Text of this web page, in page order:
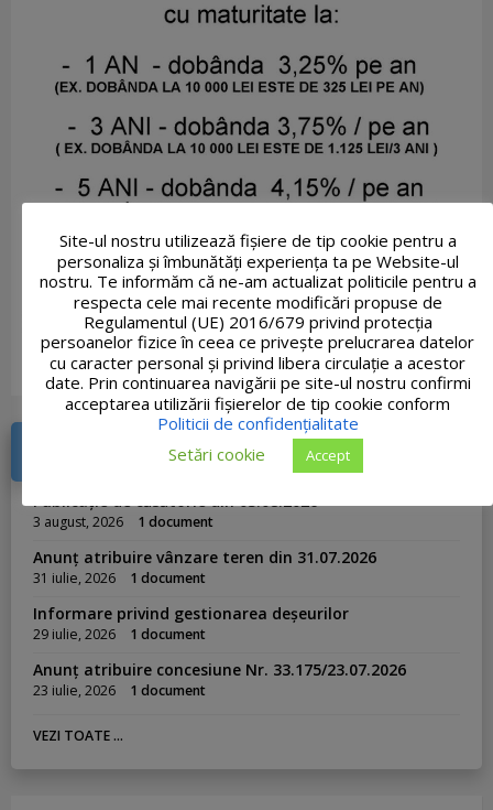
DOCUMENTE RECENTE
3 august, 2026 1 document
Anunț atribuire vânzare teren din 31.07.2026
31 iulie, 2026 1 document
Informare privind gestionarea deșeurilor
29 iulie, 2026 1 document
Anunț atribuire concesiune Nr. 33.175/23.07.2026
23 iulie, 2026 1 document
VEZI TOATE ...
Site-ul nostru utilizează fişiere de tip cookie pentru a
personaliza și îmbunătăți experiența ta pe Website-ul
nostru. Te informăm că ne-am actualizat politicile pentru a
respecta cele mai recente modificări propuse de
Regulamentul (UE) 2016/679 privind protecția
persoanelor fizice în ceea ce privește prelucrarea datelor
cu caracter personal și privind libera circulație a acestor
date. Prin continuarea navigării pe site-ul nostru confirmi
acceptarea utilizării fişierelor de tip cookie conform
Politicii de confidențialitate
Setări cookie
Accept